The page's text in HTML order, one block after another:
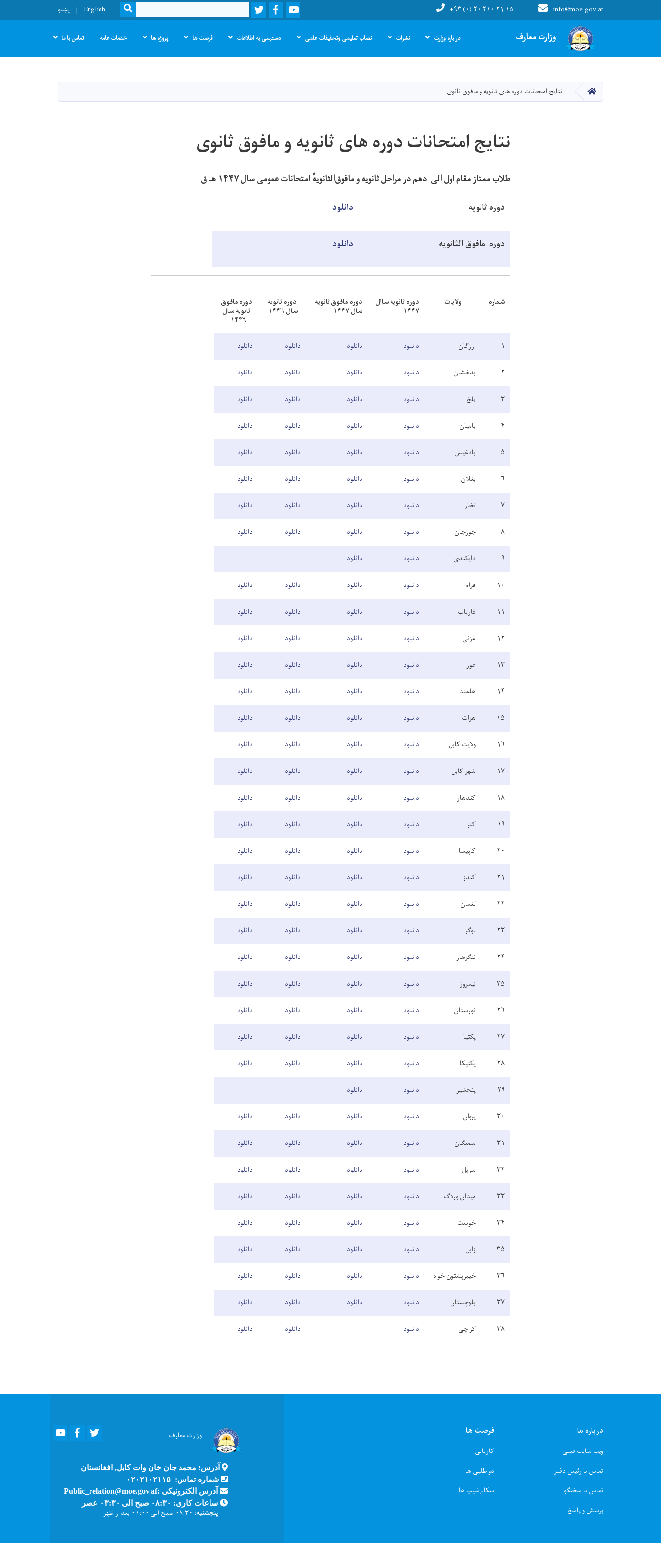
content
info@moe.gov.af +۹۳ (۰) ۲۰ ۲۱۰ ۲۱ ۱۵ Youtube
Facebook
Twitter
Search
SEARCH
English پښتو
وزارت معارف
Main navigation
در باره وزارت نشرات نصاب تعلیمی وتحقیقات علمی دسترسی به اطلاعات فرصت ها پروژه ها خدمات عامه تماس با ما
صفحه اصلینتایج امتحانات دوره های ثانویه و مافوق ثانوی
نتایج امتحانات دوره های ثانویه و مافوق ثانوی
طلاب ممتاز مقام اول الی دهم در مراحل ثانویه و مافوق‌الثانویهٔ امتحانات عمومی سال ۱۴۴۷ هـ ق
دوره ثانویه
دانلود
دوره مافوق الثانویه دانلود
شماره ولایات دوره ثانویه ساال
۱۴۴۷
دوره مافوق ثانویه
سال ۱۴۴۷
دوره ثانویه
سال ۱۴۴۶
دوره مافوق
ثانویه سال
۱۴۴۶
۱ ارزگان دانلود دانلود دانلود دانلود
۲ بدخشان دانلود دانلود دانلود دانلود
۳ بلخ دانلود دانلود دانلود دانلود
۴ بامیان دانلود دانلود دانلود دانلود
۵ بادغیس دانلود دانلود دانلود دانلود
۶ بغلان دانلود دانلود دانلود دانلود
۷ تخار دانلود دانلود دانلود دانلود
۸ جوزجان دانلود دانلود دانلود دانلود
۹ دایکندی دانلود دانلود
۱۰ فراه دانلود دانلود دانلود دانلود
۱۱ فاریاب دانلود دانلود دانلود دانلود
۱۲ غزنی دانلود دانلود دانلود دانلود
۱۳ غور دانلود دانلود دانلود دانلود
۱۴ هلمند دانلود دانلود دانلود دانلود
۱۵ هرات دانلود دانلود دانلود دانلود
۱۶ ولایت کابل دانلود دانلود دانلود دانلود
۱۷ شهر کابل دانلود دانلود دانلود دانلود
۱۸ کندهار دانلود دانلود دانلود دانلود
۱۹ کنر دانلود دانلود دانلود دانلود
۲۰ کاپیسا دانلود دانلود دانلود دانلود
۲۱ کندز دانلود دانلود دانلود دانلود
۲۲ لغمان دانلود دانلود دانلود دانلود
۲۳ لوگر دانلود دانلود دانلود دانلود
۲۴ ننگرهار دانلود دانلود دانلود دانلود
۲۵ نیمروز دانلود دانلود دانلود دانلود
۲۶ نورستان دانلود دانلود دانلود دانلود
۲۷ پکتیا دانلود دانلود دانلود دانلود
۲۸ پکتیکا دانلود دانلود دانلود دانلود
۲۹ پنجشیر دانلود دانلود
۳۰ پروان دانلود دانلود دانلود دانلود
۳۱ سمنگان دانلود دانلود دانلود دانلود
۳۲ سرپل دانلود دانلود دانلود دانلود
۳۳ میدان وردگ دانلود دانلود دانلود دانلود
۳۴ خوست دانلود دانلود دانلود دانلود
۳۵ زابل دانلود دانلود دانلود دانلود
۳۶ خیبرپشتون خواه دانلود دانلود دانلود دانلود
۳۷ بلوچستان دانلود دانلود دانلود دانلود
۳۸ کراچی دانلود دانلود دانلود
درباره ما
ویب سایت قبلی
تماس با رئیس دفتر
تماس با سخنگو
پرسش و پاسخ
فرصت ها
کاریابی
دواطلبی ها
سکالرشیپ ها
وزارت معارف Youtube Facebook
آدرس: محمد جان خان وات کابل, افغانستان
شماره تماس: ۰۲۰۲۱۰۲۱۱۵
آدرس الکترونیکی :Public_relation@moe.gov.af
ساعات کاری: ۰۸:۳۰ صبح الی ۰۳:۳۰ عصر
پنجشنبه: